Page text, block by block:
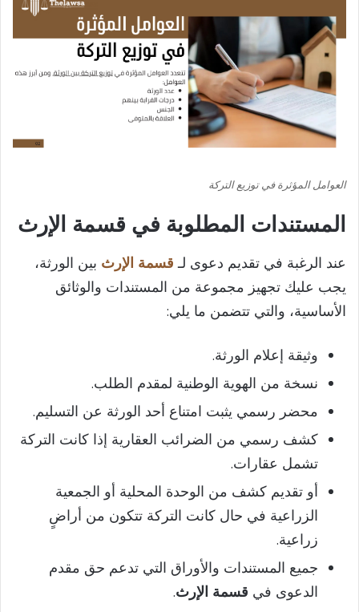
العوامل المؤثرة في توزيع التركة
المستندات المطلوبة في قسمة الإرث
عند الرغبة في تقديم دعوى لـ قسمة الإرث بين الورثة،
يجب عليك تجهيز مجموعة من المستندات والوثائق
الأساسية، والتي تتضمن ما يلي:
وثيقة إعلام الورثة.
نسخة من الهوية الوطنية لمقدم الطلب.
محضر رسمي يثبت امتناع أحد الورثة عن التسليم.
كشف رسمي من الضرائب العقارية إذا كانت التركة
تشمل عقارات.
أو تقديم كشف من الوحدة المحلية أو الجمعية
الزراعية في حال كانت التركة تتكون من أراضٍ
زراعية.
جميع المستندات والأوراق التي تدعم حق مقدم
الدعوى في قسمة الإرث.